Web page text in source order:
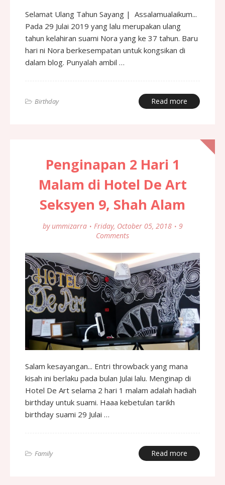
Selamat Ulang Tahun Sayang | Assalamualaikum...
Pada 29 Julai 2019 yang lalu merupakan ulang
tahun kelahiran suami Nora yang ke 37 tahun. Baru
hari ni Nora berkesempatan untuk kongsikan di
dalam blog. Punyalah ambil …
Birthday Read more
Penginapan 2 Hari 1
Malam di Hotel De Art
Seksyen 9, Shah Alam
by ummizarra Friday, October 05, 2018
9
Comments
Salam kesayangan... Entri throwback yang mana
kisah ini berlaku pada bulan Julai lalu. Menginap di
Hotel De Art selama 2 hari 1 malam adalah hadiah
birthday untuk suami. Haaa kebetulan tarikh
birthday suami 29 Julai …
Family Read more